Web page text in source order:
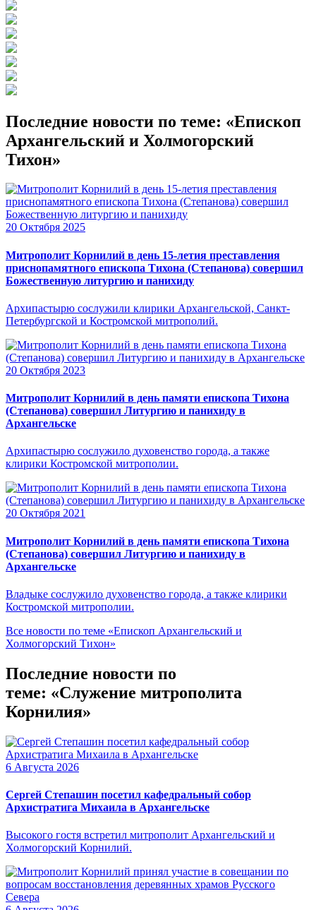
Последние новости по теме: «Епископ
Архангельский и Холмогорский
Тихон»
20 Октября 2025
Митрополит Корнилий в день 15-летия преставления
приснопамятного епископа Тихона (Степанова) совершил
Божественную литургию и панихиду
Архипастырю сослужили клирики Архангельской, Санкт-
Петербургской и Костромской митрополий.
20 Октября 2023
Митрополит Корнилий в день памяти епископа Тихона
(Степанова) совершил Литургию и панихиду в
Архангельске
Архипастырю сослужило духовенство города, а также
клирики Костромской митрополии.
20 Октября 2021
Митрополит Корнилий в день памяти епископа Тихона
(Степанова) совершил Литургию и панихиду в
Архангельске
Владыке сослужило духовенство города, а также клирики
Костромской митрополии.
Все новости по теме «Епископ Архангельский и
Холмогорский Тихон»
Последние новости по
теме: «Служение митрополита
Корнилия»
6 Августа 2026
Сергей Степашин посетил кафедральный собор
Архистратига Михаила в Архангельске
Высокого гостя встретил митрополит Архангельский и
Холмогорский Корнилий.